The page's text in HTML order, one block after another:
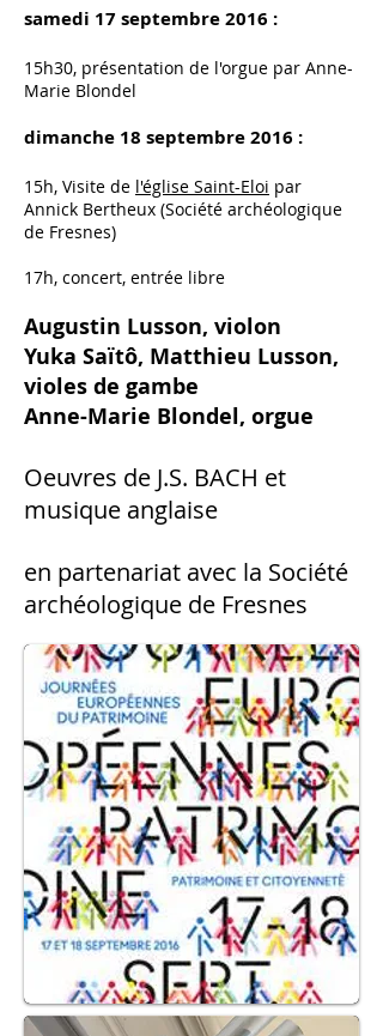
samedi 17 septembre 2016 :
15h30, présentation de l'orgue par Anne-
Marie Blondel
dimanche 18 septembre 2016 :
15h, Visite de l'église Saint-Eloi par
Annick Bertheux (Société archéologique
de Fresnes)
17h, concert, entrée libre
Augustin Lusson, violon
Yuka Saïtô, Matthieu Lusson,
violes de gambe
Anne-Marie Blondel, orgue
Oeuvres de J.S. BACH et
musique anglaise
en partenariat avec la Société
archéologique de Fresnes